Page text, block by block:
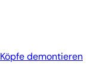
Köpfe demontieren